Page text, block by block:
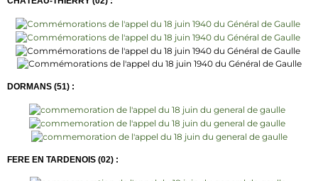
DORMANS (51) :
FERE EN TARDENOIS (02) :